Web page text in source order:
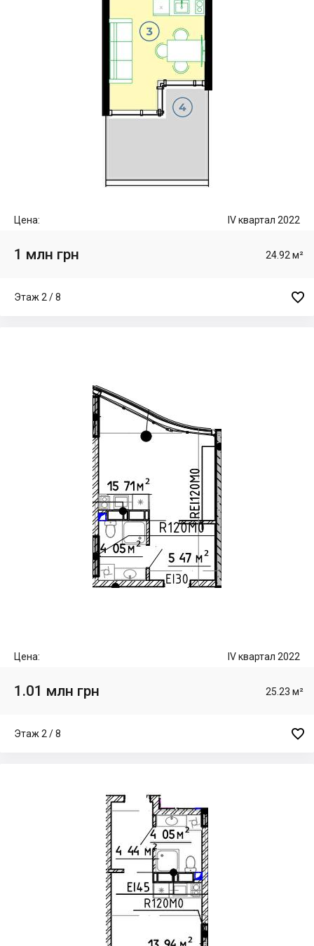
Цена: IV квартал 2022
1 млн грн 24.92 м²
Этаж 2 / 8 
Цена: IV квартал 2022
1.01 млн грн 25.23 м²
Этаж 2 / 8 